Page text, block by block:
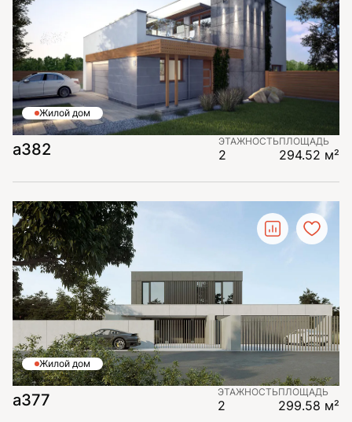
Жилой дом
а382 ЭТАЖНОСТЬ
2
ПЛОЩАДЬ
294.52 м²
Жилой дом
а377 ЭТАЖНОСТЬ
2
ПЛОЩАДЬ
299.58 м²